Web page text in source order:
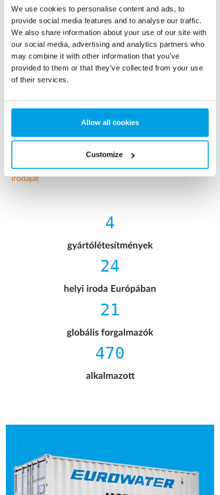
We use cookies to personalise content and ads, to
provide social media features and to analyse our traffic.
We also share information about your use of our site with
our social media, advertising and analytics partners who
may combine it with other information that you’ve
provided to them or that they’ve collected from your use
of their services.
Allow all cookies
Customize
Határokon átívelő vízkezelés
Globálisan, ugyanakkor helyben is jelen vagyunk. Az
Európa-szerte működő helyi EUROWATER
értékesítési és ügyfélszolgálati irodáinkkal képesek
vállalatunkat Európában.
Találja meg helyi értékesítési és ügyfélszolgálati
irodáját
4
gyártólétesítmények
24
helyi iroda Európában
21
globális forgalmazók
470
alkalmazott